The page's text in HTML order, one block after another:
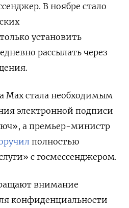
В ноябре стало
установить
рассылать через
Max стала необходимым
электронной подписи
а премьер-министр
полностью
с госмессенджером.
внимание
конфиденциальности